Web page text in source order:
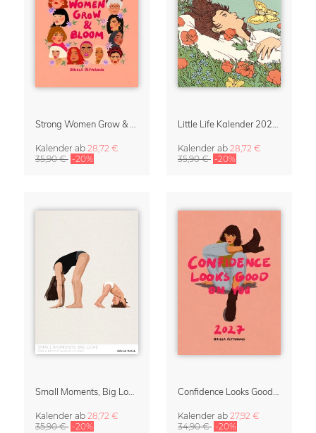
Strong Women Grow & Bloom Kalender 2027
Kalender ab 28,72 €
35,90 € -20%
Little Life Kalender 2027 von Simone Goder
Kalender ab 28,72 €
35,90 € -20%
Small Moments, Big Love – Mutterschaftskalender von Giselle Dekel
Kalender ab 28,72 €
35,90 € -20%
Confidence Looks Good On You Kalender 2027
Kalender ab 27,92 €
34,90 € -20%